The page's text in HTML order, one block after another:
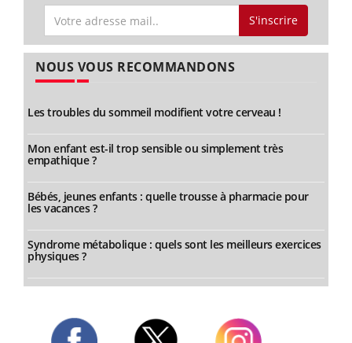
S'inscrire
NOUS VOUS RECOMMANDONS
Les troubles du sommeil modifient votre cerveau !
Mon enfant est-il trop sensible ou simplement très
empathique ?
Bébés, jeunes enfants : quelle trousse à pharmacie pour
les vacances ?
Syndrome métabolique : quels sont les meilleurs exercices
physiques ?